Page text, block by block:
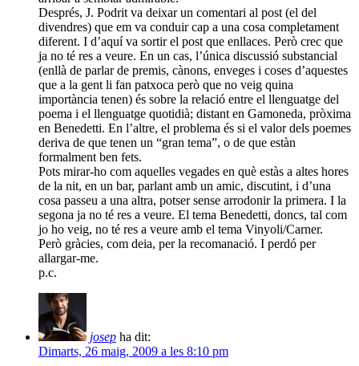
Després, J. Podrit va deixar un comentari al post (el del
divendres) que em va conduir cap a una cosa completament
diferent. I d’aquí va sortir el post que enllaces. Però crec que
ja no té res a veure. En un cas, l’única discussió substancial
(enllà de parlar de premis, cànons, enveges i coses d’aquestes
que a la gent li fan patxoca però que no veig quina
importància tenen) és sobre la relació entre el llenguatge del
poema i el llenguatge quotidià; distant en Gamoneda, pròxima
en Benedetti. En l’altre, el problema és si el valor dels poemes
deriva de que tenen un “gran tema”, o de que estàn
formalment ben fets.
Pots mirar-ho com aquelles vegades en què estàs a altes hores
de la nit, en un bar, parlant amb un amic, discutint, i d’una
cosa passeu a una altra, potser sense arrodonir la primera. I la
segona ja no té res a veure. El tema Benedetti, doncs, tal com
jo ho veig, no té res a veure amb el tema Vinyoli/Carner.
Però gràcies, com deia, per la recomanació. I perdó per
allargar-me.
p.c.
josep ha dit:
Dimarts, 26 maig, 2009 a les 8:10 pm